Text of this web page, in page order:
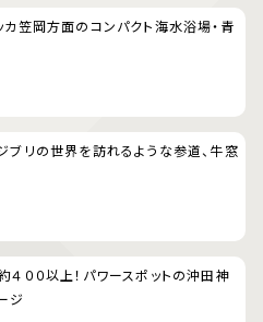
カ笠岡方面のコンパクト海水浴場・青
ブリの世界を訪れるような参道、牛窓
４００以上！パワースポットの沖田神
ジ